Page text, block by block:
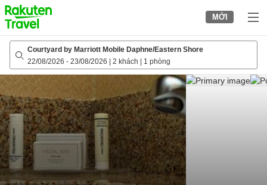
to
top
page
MỚI
Courtyard by Marriott Mobile Daphne/Eastern Shore
22/08/2026 - 23/08/2026 2 khách 1 phòng